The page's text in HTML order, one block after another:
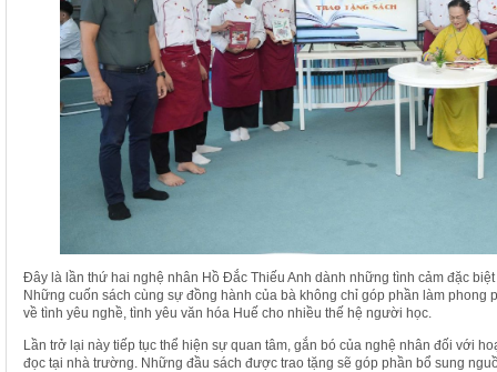
Đây là lần thứ hai nghệ nhân Hồ Đắc Thiếu Anh dành những tình cảm đặc
Những cuốn sách cùng sự đồng hành của bà không chỉ góp phần làm phong
về tình yêu nghề, tình yêu văn hóa Huế cho nhiều thế hệ người học.
Lần trở lại này tiếp tục thể hiện sự quan tâm, gắn bó của nghệ nhân đối với
đọc tại nhà trường. Những đầu sách được trao tặng sẽ góp phần bổ sung